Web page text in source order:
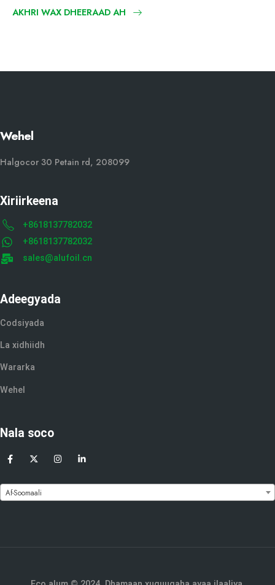
AKHRI WAX DHEERAAD AH
Wehel
Halgocor 30 Petain rd, 208099
Xiriirkeena
+8618137782032
+8618137782032
sales@alufoil.cn
Adeegyada
Codsiyada
La xidhiidh
Wararka
Wehel
Nala soco
Af-Soomaali